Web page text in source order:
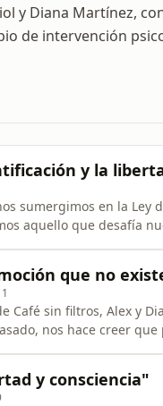
y Diana Martínez,
de intervención
y la
sumergimos en la Ley
aquello que desafía
el sufrimque no
Café sin filtros, Alex y
nos hace creer
y consciencia"